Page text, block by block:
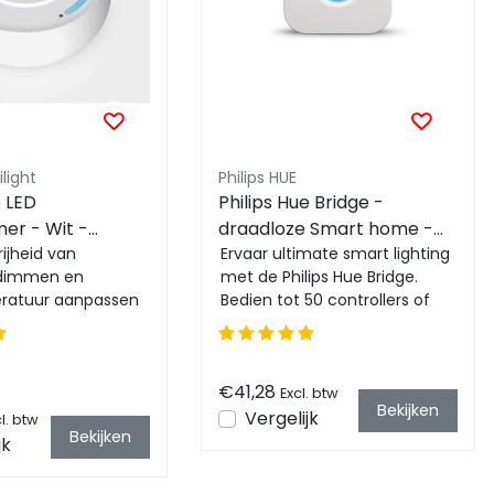
- Wit -
S1-Wvan
en
aanpassen
Perfect voor
btw
Bekijken
Philips HUE
Philips Hue Bridge -
draadloze Smart home -
MATTER - ZIGBEE - TUYA
Ervaar ultimate smart lighting
met de Philips Hue Bridge.
Bedien tot 50 controllers of
lampen met stem, app of
sensoren....
€41,28 Excl. btw
Vergelijk Bekijken